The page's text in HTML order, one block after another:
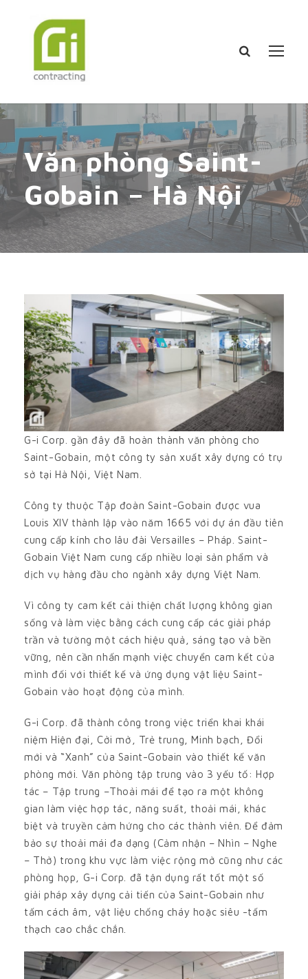
Văn phòng Saint-
Gobain – Hà Nội
G-i Corp. gần đây đã hoàn thành văn phòng cho
Saint-Gobain, một công ty sản xuất xây dựng có trụ
sở tại Hà Nội, Việt Nam.
Công ty thuộc Tập đoàn Saint-Gobain được vua
Louis XIV thành lập vào năm 1665 với dự án đầu tiên
cung cấp kính cho lâu đài Versailles – Pháp. Saint-
Gobain Việt Nam cung cấp nhiều loại sản phẩm và
dịch vụ hàng đầu cho ngành xây dựng Việt Nam.
Vì công ty cam kết cải thiện chất lượng không gian
sống và làm việc bằng cách cung cấp các giải pháp
trần và tường một cách hiệu quả, sáng tạo và bền
vững, nên cần nhấn mạnh việc chuyển cam kết của
mình đối với thiết kế và ứng dụng vật liệu Saint-
Gobain vào hoạt động của mình.
G-i Corp. đã thành công trong việc triển khai khái
niệm Hiện đại, Cởi mở, Trẻ trung, Minh bạch, Đổi
mới và “Xanh” của Saint-Gobain vào thiết kế văn
phòng mới. Văn phòng tập trung vào 3 yếu tố: Hợp
tác – Tập trung –Thoải mái để tạo ra một không
gian làm việc hợp tác, năng suất, thoải mái, khác
biệt và truyền cảm hứng cho các thành viên. Để đảm
bảo sự thoải mái đa dạng (Cảm nhận – Nhìn – Nghe
– Thở) trong khu vực làm việc rộng mở cũng như các
phòng họp, G-i Corp. đã tận dụng rất tốt một số
giải pháp xây dựng cải tiến của Saint-Gobain như
tấm cách âm, vật liệu chống cháy hoặc siêu -tấm
thạch cao chắc chắn.